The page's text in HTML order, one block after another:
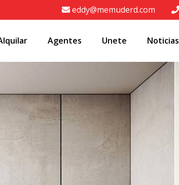
eddy@memuderd.com
Agentes Unete Noticias